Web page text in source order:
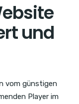
und
vom günstigen
Player im